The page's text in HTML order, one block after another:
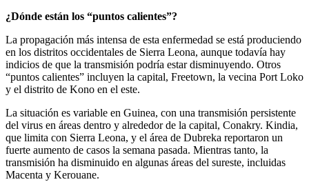
¿Dónde están los “puntos calientes”?
La propagación más intensa de esta enfermedad se está produciendo
en los distritos occidentales de Sierra Leona, aunque todavía hay
indicios de que la transmisión podría estar disminuyendo. Otros
“puntos calientes” incluyen la capital, Freetown, la vecina Port Loko
y el distrito de Kono en el este.
La situación es variable en Guinea, con una transmisión persistente
del virus en áreas dentro y alrededor de la capital, Conakry. Kindia,
que limita con Sierra Leona, y el área de Dubreka reportaron un
fuerte aumento de casos la semana pasada. Mientras tanto, la
transmisión ha disminuido en algunas áreas del sureste, incluidas
Macenta y Kerouane.